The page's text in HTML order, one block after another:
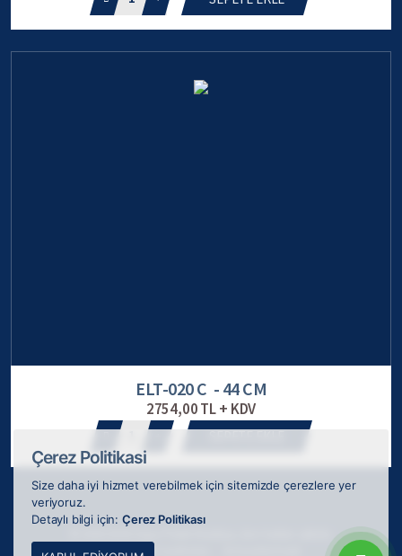
ELT-020 C - 44 CM
2754,00 TL + KDV
Webkokteyli tarafından
Çerez Politikasi
Size daha iyi hizmet verebilmek için sitemizde çerezlere yer
veriyoruz.
Detaylı bilgi için: Çerez Politikası